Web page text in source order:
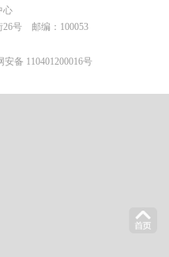
心
26号 邮编：100053
安备 110401200016号